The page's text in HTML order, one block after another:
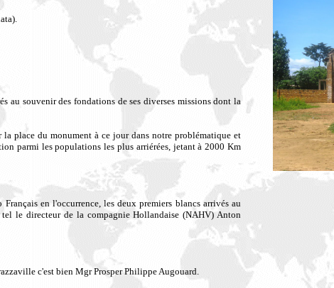
au souvenir des fondations de ses diverses missions dont la
place du monument à ce jour dans notre problématique et
parmi les populations les plus arriérées, jetant à 2000 Km
en l'occurrence, les deux premiers blancs arrivés au
le directeur de la compagnie Hollandaise (NAHV) Anton
c'est bien Mgr Prosper Philippe Augouard.